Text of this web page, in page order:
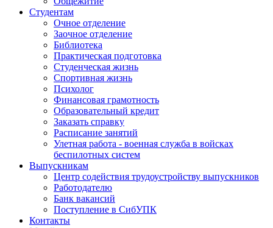
Студентам
Очное отделение
Заочное отделение
Библиотека
Практическая подготовка
Студенческая жизнь
Спортивная жизнь
Психолог
Финансовая грамотность
Образовательный кредит
Заказать справку
Расписание занятий
Улетная работа - военная служба в войсках
беспилотных систем
Выпускникам
Центр содействия трудоустройству выпускников
Работодателю
Банк вакансий
Поступление в СибУПК
Контакты